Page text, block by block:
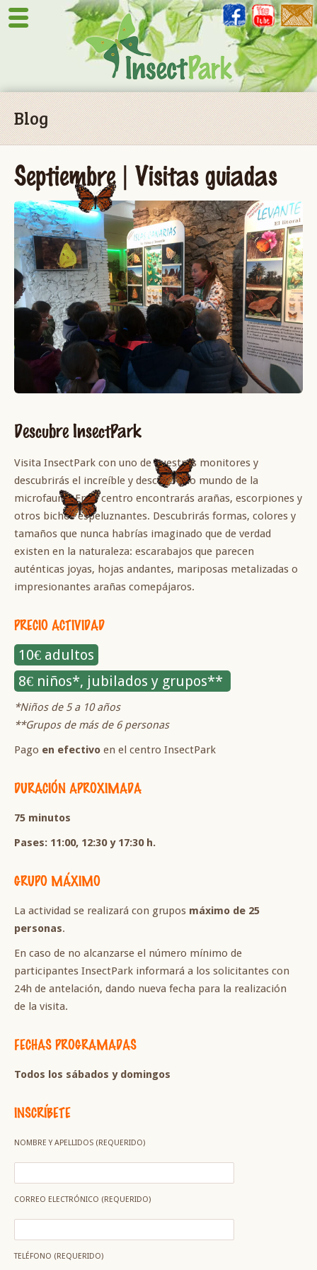
Blog
Septiembre | Visitas guiadas
Descubre InsectPark
Visita InsectPark con uno de nuestros monitores y
descubrirás el increíble y desconocido mundo de la
microfauna. En el centro encontrarás arañas, escorpiones y
otros bichos espeluznantes. Descubrirás formas, colores y
tamaños que nunca habrías imaginado que de verdad
existen en la naturaleza: escarabajos que parecen
auténticas joyas, hojas andantes, mariposas metalizadas o
impresionantes arañas comepájaros.
PRECIO ACTIVIDAD
10€ adultos
8€ niños*, jubilados y grupos**
*Niños de 5 a 10 años
**Grupos de más de 6 personas
Pago en efectivo en el centro InsectPark
DURACIÓN APROXIMADA
75 minutos
Pases: 11:00, 12:30 y 17:30 h.
GRUPO MÁXIMO
La actividad se realizará con grupos máximo de 25
personas.
En caso de no alcanzarse el número mínimo de
participantes InsectPark informará a los solicitantes con
24h de antelación, dando nueva fecha para la realización
de la visita.
FECHAS PROGRAMADAS
Todos los sábados y domingos
INSCRÍBETE
NOMBRE Y APELLIDOS (REQUERIDO)
CORREO ELECTRÓNICO (REQUERIDO)
TELÉFONO (REQUERIDO)